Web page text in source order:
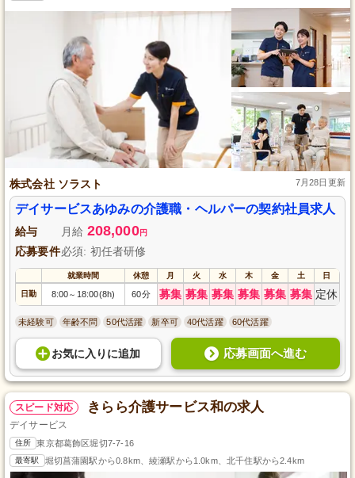
株式会社 ソラスト 7月28日更新
デイサービスあゆみの介護職・ヘルパーの契約社員求人
給与 月給 208,000円
応募要件必須: 初任者研修
就業時間 休憩 月 火 水 木 金 土 日
日勤 8:00～ 18:00(8h) 60分 募集 募集 募集 募集 募集 募集 定休
未経験可 年齢不問 50代活躍 新卒可 40代活躍 60代活躍
お気に入り に追加 応募画面へ進む
スピード対応 きらら介護サービス和の求人
デイサービス
住所 東京都葛飾区堀切7-7-16
最寄駅 堀切菖蒲園駅から0.8km、綾瀬駅から1.0km、北千住駅から2.4km